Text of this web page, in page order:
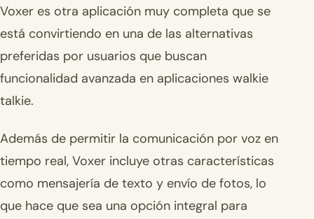
Voxer es otra aplicación muy completa que se
está convirtiendo en una de las alternativas
preferidas por usuarios que buscan
funcionalidad avanzada en aplicaciones walkie
talkie.
Además de permitir la comunicación por voz en
tiempo real, Voxer incluye otras características
como mensajería de texto y envío de fotos, lo
que hace que sea una opción integral para